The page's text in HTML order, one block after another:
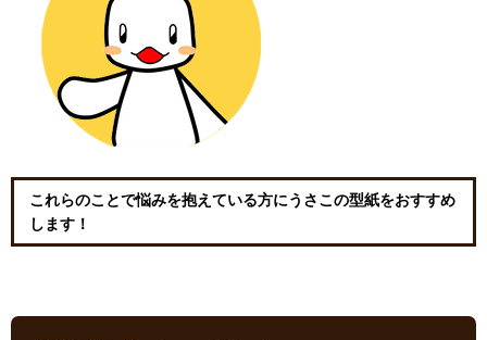
これらのことで悩みを抱えている方にうさこの型紙をおすすめ
します！